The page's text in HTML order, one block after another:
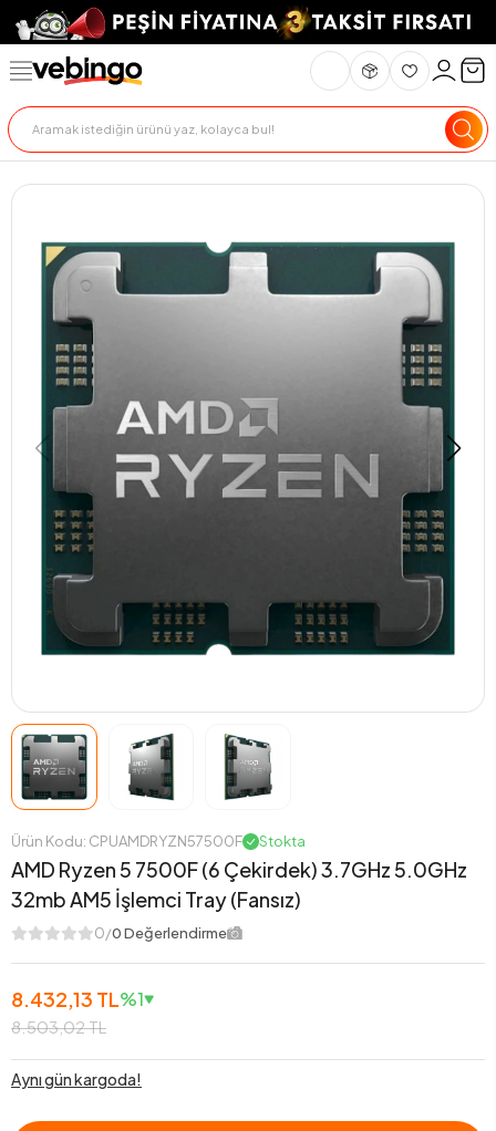
Ürün Kodu: CPUAMDRYZN57500F Stokta
AMD Ryzen 5 7500F (6 Çekirdek) 3.7GHz 5.0GHz
32mb AM5 İşlemci Tray (Fansız)
0/0 Değerlendirme
8.432,13 TL
8.503,02 TL
%1
Aynı gün kargoda!
Genel Bakış Ürün Açıklaması Teslimat Ve İade Ödeme